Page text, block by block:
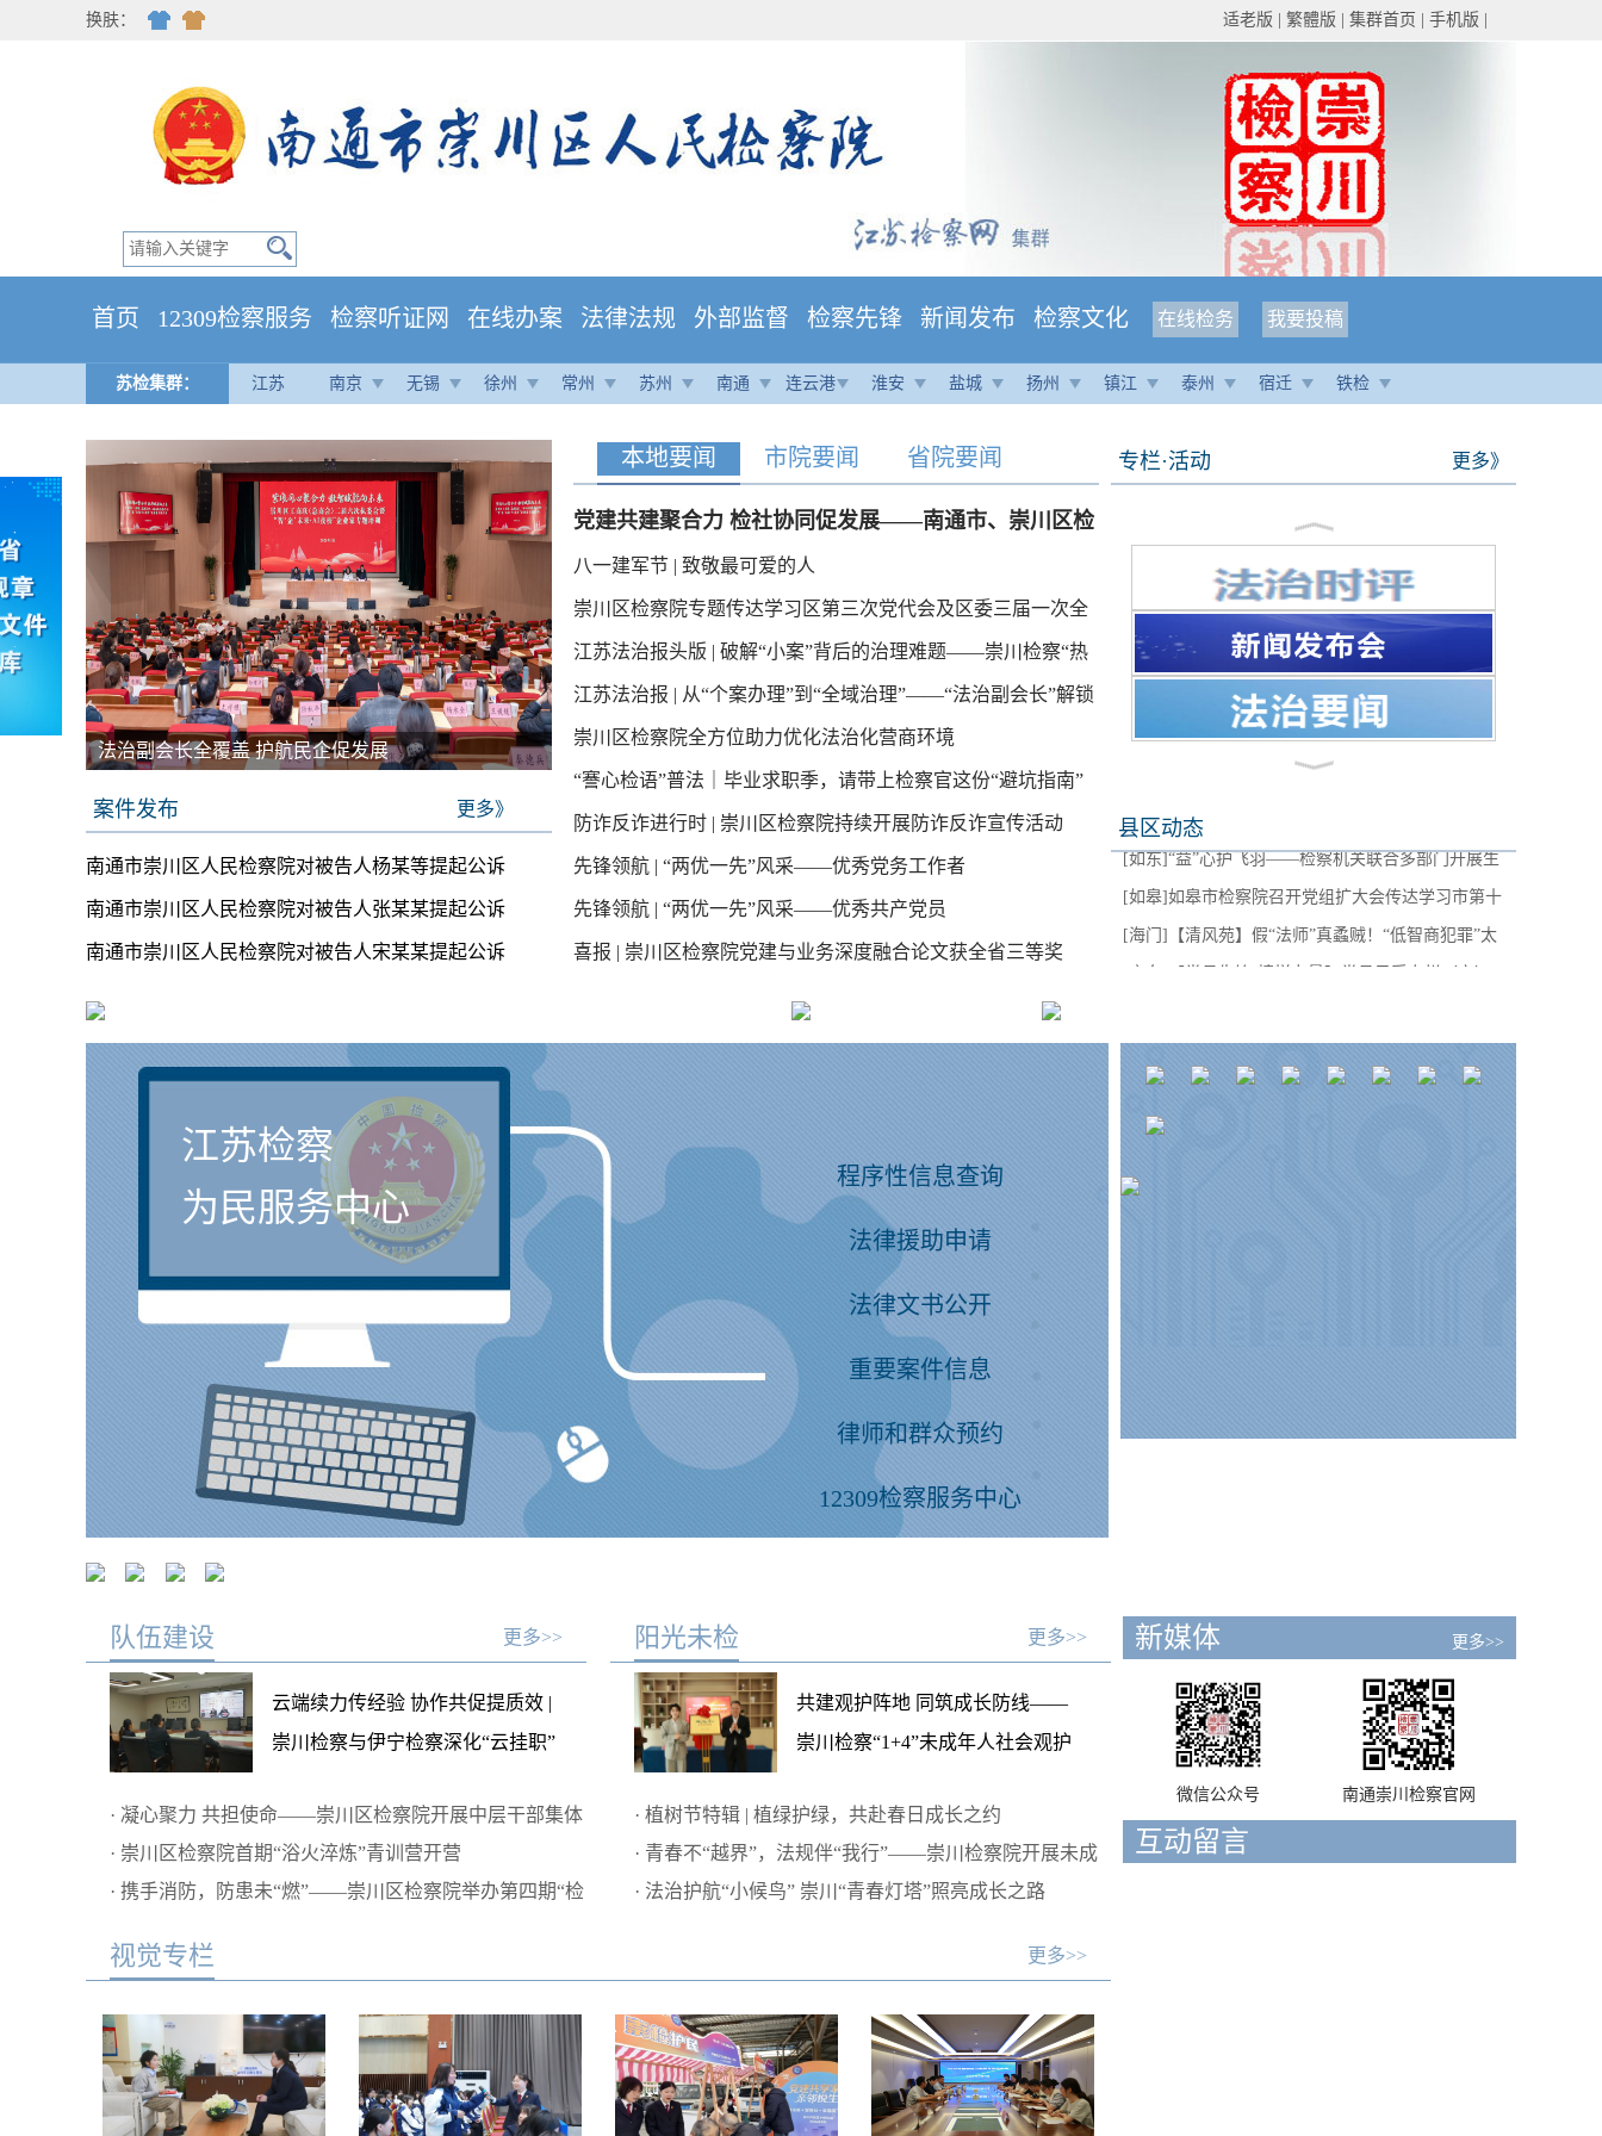
换肤： 适老版 繁體版 集群首页 手机版
首页 12309检察服务 检察听证网 在线办案 法律法规 外部监督 检察先锋 新闻发布 检察文化 在线检务 我要投稿
苏检集群： 江苏 南京 无锡 徐州 常州 苏州 南通 连云港 淮安 盐城 扬州 镇江 泰州 宿迁 铁检
法治副会长全覆盖 护航民企促发展
案件发布 更多》
南通市崇川区人民检察院对被告人杨某等提起公诉
南通市崇川区人民检察院对被告人张某某提起公诉
南通市崇川区人民检察院对被告人宋某某提起公诉
本地要闻 市院要闻 省院要闻
党建共建聚合力 检社协同促发展——南通市、崇川区检
察院联合社会工作部开展支部共建活动
八一建军节 | 致敬最可爱的人
崇川区检察院专题传达学习区第三次党代会及区委三届一次全
会精神
江苏法治报头版 | 破解“小案”背后的治理难题——崇川检察“热
力地图”当参谋
江苏法治报 | 从“个案办理”到“全域治理”——“法治副会长”解锁
行业治理新范式
崇川区检察院全方位助力优化法治化营商环境
“謇心检语”普法｜毕业求职季，请带上检察官这份“避坑指南”
防诈反诈进行时 | 崇川区检察院持续开展防诈反诈宣传活动
先锋领航 | “两优一先”风采——优秀党务工作者
先锋领航 | “两优一先”风采——优秀共产党员
喜报 | 崇川区检察院党建与业务深度融合论文获全省三等奖
专栏·活动 更多》
县区动态
“益”心护飞羽——检察机关联合多部门开展生
态保护主题党日活动
如皋市检察院召开党组扩大会传达学习市第十
四次党代会精神
[海门] 【清风苑】假“法师”真蟊贼！“低智商犯罪”太
【党员先锋·榜样力量】党员风采专栏（六）
[通州]南通市通州区人民检察院拟聘任第二届听证员
【一图速览】江苏检察高质效履职这五年
党建共建聚合力 检社协同促发展——南通
市、崇川区检察院联合社会工作部开展支部共建活
动
[如东]“益”心护飞羽——检察机关联合多部门开展生
态保护主题党日活动
[如皋]如皋市检察院召开党组扩大会传达学习市第十
四次党代会精神
[海门] 【清风苑】假“法师”真蟊贼！“低智商犯罪”太
离谱
[启东] 【党员先锋·榜样力量】党员风采专栏（六）
江苏检察
为民服务中心
程序性信息查询
法律援助申请
法律文书公开
重要案件信息
律师和群众预约
12309检察服务中心
队伍建设 更多>>
云端续力传经验 协作共促提质效 |
崇川检察与伊宁检察深化“云挂职”
· 凝心聚力 共担使命——崇川区检察院开展中层干部集体
谈话
· 崇川区检察院首期“浴火淬炼”青训营开营
· 携手消防，防患未“燃”——崇川区检察院举办第四期“检
阳光未检 更多>>
共建观护阵地 同筑成长防线——
崇川检察“1+4”未成年人社会观护
· 植树节特辑 | 植绿护绿，共赴春日成长之约
· 青春不“越界”，法规伴“我行”——崇川检察院开展未成
年人法治教育主题活动
· 法治护航“小候鸟” 崇川“青春灯塔”照亮成长之路
视觉专栏 更多>>
新媒体 更多>>
微信公众号 南通崇川检察官网
互动留言